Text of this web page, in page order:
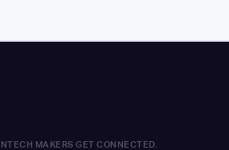
MAKERS GET CONNECTED.